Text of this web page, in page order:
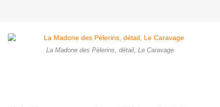
La Madone des Pèlerins, détail, Le Caravage